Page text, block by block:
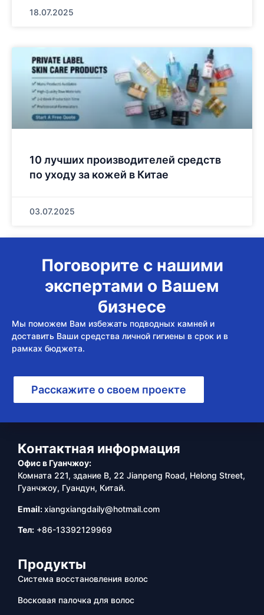
18.07.2025
10 лучших производителей средств
по уходу за кожей в Китае
03.07.2025
Поговорите с нашими
экспертами о Вашем
бизнесе
Мы поможем Вам избежать подводных камней и
доставить Ваши средства личной гигиены в срок и в
рамках бюджета.
Расскажите о своем проекте
Контактная информация
Офис в Гуанчжоу:
Комната 221, здание B, 22 Jianpeng Road, Helong Street,
Гуанчжоу, Гуандун, Китай.
Email:xiangxiangdaily@hotmail.com
Тел: +86-13392129969
Продукты
Система восстановления волос
Восковая палочка для волос